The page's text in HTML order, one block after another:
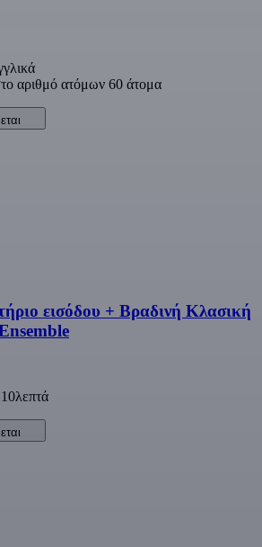
αριθμό ατόμων 60 άτομα
εισόδου + Βραδινή Κλασική